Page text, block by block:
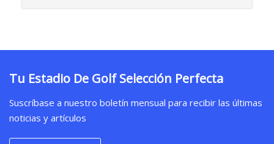
Tu Estadio De Golf Selección Perfecta
Suscríbase a nuestro boletín mensual para recibir las últimas
noticias y artículos